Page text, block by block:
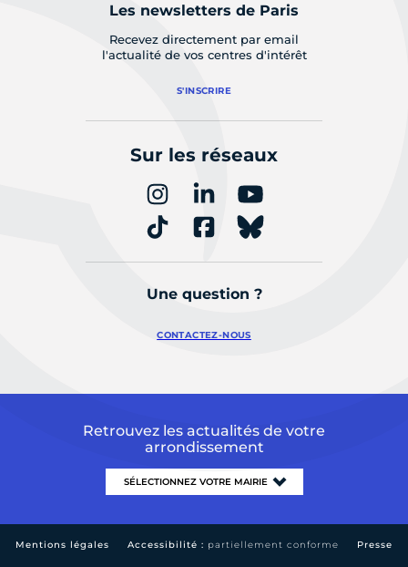
Les newsletters de Paris
Recevez directement par email
l'actualité de vos centres d'intérêt
S'INSCRIRE
Sur les réseaux
Une question ?
CONTACTEZ-NOUS
Retrouvez les actualités de votre
arrondissement
Mentions légales Accessibilité : partiellement conforme Presse